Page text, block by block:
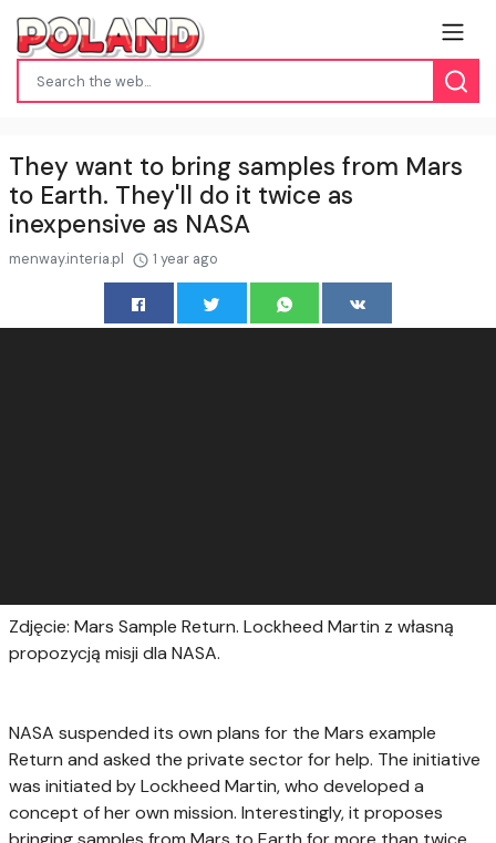
They want to bring samples from Mars
to Earth. They'll do it twice as
inexpensive as NASA
menway.interia.pl 1 year ago
Zdjęcie: Mars Sample Return. Lockheed Martin z własną
propozycją misji dla NASA.
NASA suspended its own plans for the Mars example
Return and asked the private sector for help. The initiative
was initiated by Lockheed Martin, who developed a
concept of her own mission. Interestingly, it proposes